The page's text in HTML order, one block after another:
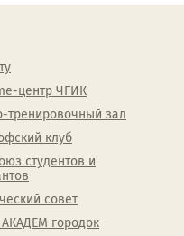
центр ЧГИК
тренировочный зал
клуб
студентов и
совет
АКАДЕМ городок